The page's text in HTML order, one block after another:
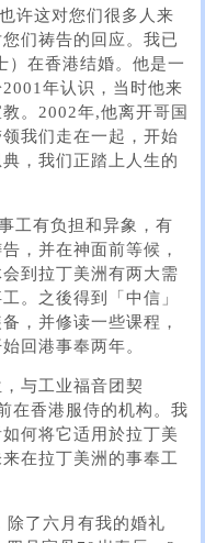
许这对您们很多人来
们祷告的回应。我已
）在香港结婚。他是一
年认识，当时他来
。2002年,他离开哥国
我们走在一起，开始
，我们正踏上人生的
工有负担和异象，有
，并在神面前等候，
到拉丁美洲有两大需
。之後得到「中信」
，并修读一些课程，
回港事奉两年。
与工业福音团契
在香港服侍的机构。我
何将它适用於拉丁美
在拉丁美洲的事奉工
除了六月有我的婚礼